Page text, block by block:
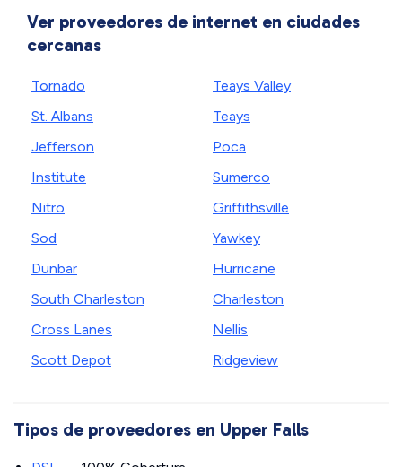
Ver proveedores de internet en ciudades
cercanas
Tornado
St. Albans
Jefferson
Institute
Nitro
Sod
Dunbar
South Charleston
Cross Lanes
Scott Depot
Teays Valley
Teays
Poca
Sumerco
Griffithsville
Yawkey
Hurricane
Charleston
Nellis
Ridgeview
Tipos de proveedores en Upper Falls